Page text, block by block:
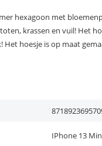
hexagoon met
krassen en vuil! Het
hoesje is op maat
IPhone 13